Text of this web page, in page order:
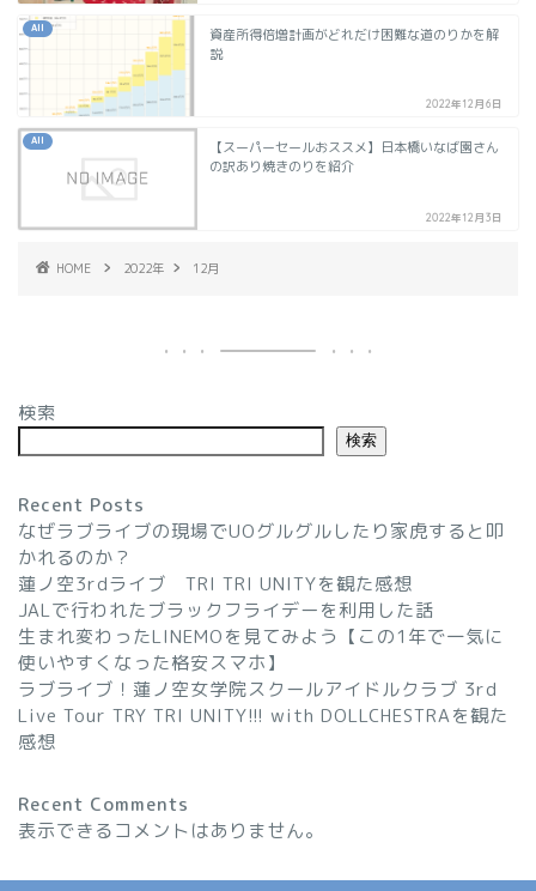
All
資産所得倍増計画がどれだけ困難な道のりかを解
説
2022年12月6日
All
【スーパーセールおススメ】日本橋いなば園さん
の訳あり焼きのりを紹介
2022年12月3日
HOME 2022年 12月
検索
検索
Recent Posts
なぜラブライブの現場でUOグルグルしたり家虎すると叩
かれるのか？
蓮ノ空3rdライブ TRI TRI UNITYを観た感想
JALで行われたブラックフライデーを利用した話
生まれ変わったLINEMOを見てみよう【この1年で一気に
使いやすくなった格安スマホ】
ラブライブ！蓮ノ空女学院スクールアイドルクラブ 3rd
Live Tour TRY TRI UNITY!!! with DOLLCHESTRAを観た
感想
Recent Comments
表示できるコメントはありません。